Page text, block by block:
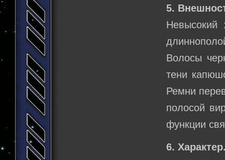
5.
Невысокий
Волосы
тени
Ремни
полосой
функции
6.